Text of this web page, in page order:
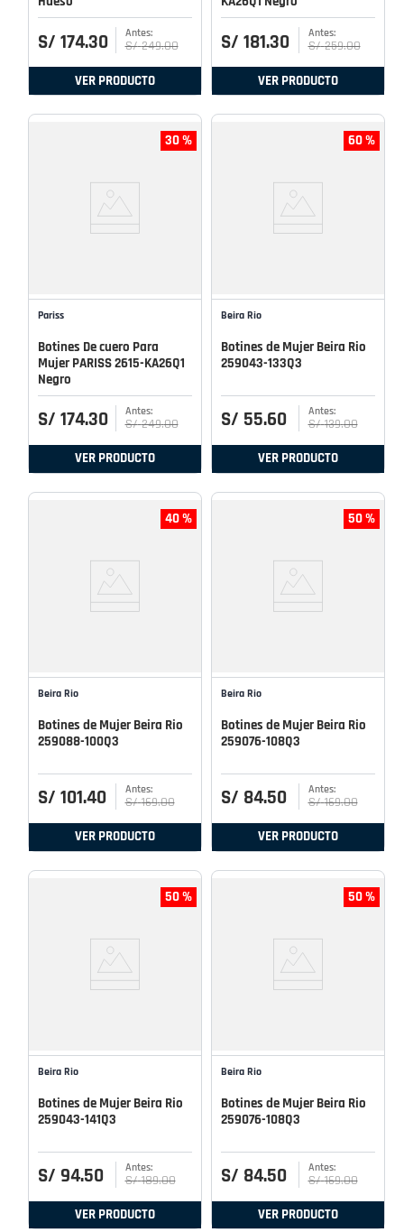
S/ 174.30 S/ 249.00
VER PRODUCTO
S/ 181.30 S/ 259.00
VER PRODUCTO
30 %
Pariss
Botines De cuero Para
Mujer PARISS 2615-KA26Q1
Negro
S/ 174.30 S/ 249.00
VER PRODUCTO
60 %
Beira Rio
Botines de Mujer Beira Rio
259043-133Q3
S/ 55.60 S/ 139.00
VER PRODUCTO
40 %
Beira Rio
Botines de Mujer Beira Rio
259088-100Q3
S/ 101.40 S/ 169.00
VER PRODUCTO
50 %
Beira Rio
Botines de Mujer Beira Rio
259076-108Q3
S/ 84.50 S/ 169.00
VER PRODUCTO
50 %
Beira Rio
Botines de Mujer Beira Rio
259043-141Q3
S/ 94.50 S/ 189.00
VER PRODUCTO
50 %
Beira Rio
Botines de Mujer Beira Rio
259076-108Q3
S/ 84.50 S/ 169.00
VER PRODUCTO